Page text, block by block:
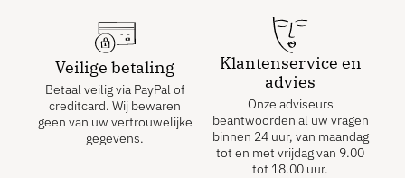
Veilige betaling
Betaal veilig via PayPal of
creditcard. Wij bewaren
geen van uw vertrouwelijke
gegevens.
Klantenservice en
advies
Onze adviseurs
beantwoorden al uw vragen
binnen 24 uur, van maandag
tot en met vrijdag van 9.00
tot 18.00 uur.